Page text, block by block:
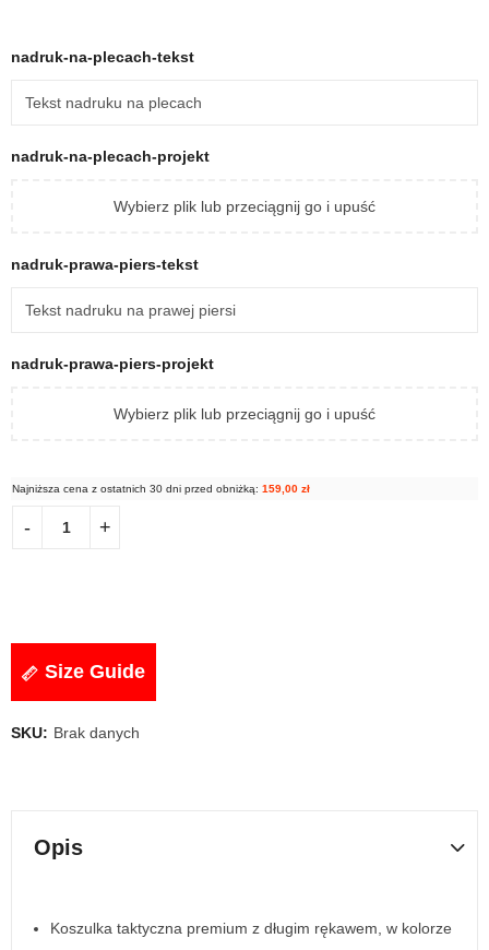
nadruk-na-plecach-tekst
nadruk-na-plecach-projekt
Wybierz plik lub przeciągnij go i upuść
nadruk-prawa-piers-tekst
nadruk-prawa-piers-projekt
Wybierz plik lub przeciągnij go i upuść
Najniższa cena z ostatnich 30 dni przed obniżką: 159,00 zł
Size Guide
SKU: Brak danych
Opis
Koszulka taktyczna premium z długim rękawem, w kolorze